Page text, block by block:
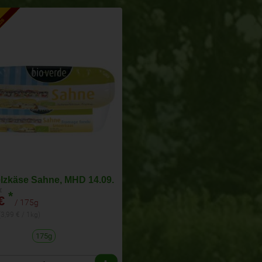
Sahne, MHD 14.09.
* / 175g
175g